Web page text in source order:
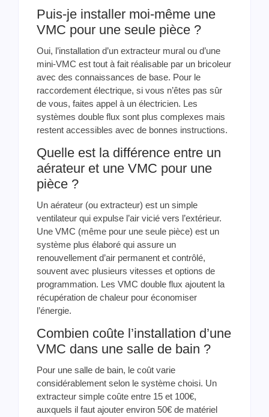
Puis-je installer moi-même une
VMC pour une seule pièce ?
Oui, l’installation d’un extracteur mural ou d’une
mini-VMC est tout à fait réalisable par un bricoleur
avec des connaissances de base. Pour le
raccordement électrique, si vous n’êtes pas sûr
de vous, faites appel à un électricien. Les
systèmes double flux sont plus complexes mais
restent accessibles avec de bonnes instructions.
Quelle est la différence entre un
aérateur et une VMC pour une
pièce ?
Un aérateur (ou extracteur) est un simple
ventilateur qui expulse l’air vicié vers l’extérieur.
Une VMC (même pour une seule pièce) est un
système plus élaboré qui assure un
renouvellement d’air permanent et contrôlé,
souvent avec plusieurs vitesses et options de
programmation. Les VMC double flux ajoutent la
récupération de chaleur pour économiser
l’énergie.
Combien coûte l’installation d’une
VMC dans une salle de bain ?
Pour une salle de bain, le coût varie
considérablement selon le système choisi. Un
extracteur simple coûte entre 15 et 100€,
auxquels il faut ajouter environ 50€ de matériel